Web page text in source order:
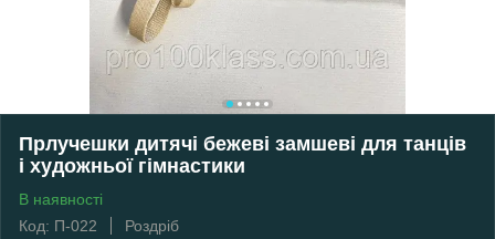
Прлучешки дитячі бежеві замшеві для танців
і художньої гімнастики
В наявності
Код: П-022
Роздріб